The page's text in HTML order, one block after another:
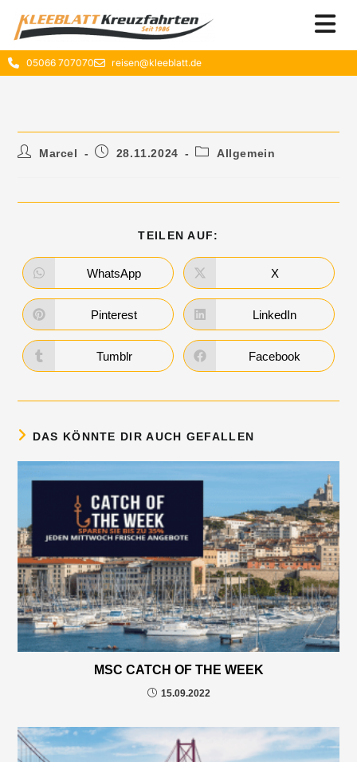
05066 707070 reisen@kleeblatt.de
Marcel 28.11.2024 Allgemein
TEILEN AUF:
WhatsApp X
Pinterest LinkedIn
Tumblr Facebook
DAS KÖNNTE DIR AUCH GEFALLEN
MSC CATCH OF THE WEEK
15.09.2022